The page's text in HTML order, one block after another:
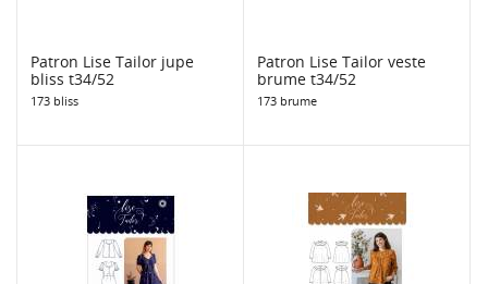
Patron Lise Tailor jupe
bliss t34/52
173 bliss
Patron Lise Tailor veste
brume t34/52
173 brume